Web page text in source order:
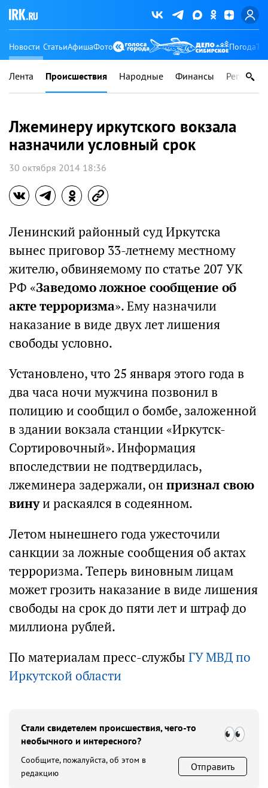
Новости СтатьиАфишаФото Погода
Лента Происшествия Народные Финансы Регионы
Лжеминеру иркутского вокзала
назначили условный срок
30 октября 2014 18:36
Ленинский районный суд Иркутска
вынес приговор 33-летнему местному
жителю, обвиняемому по статье 207 УК
РФ «Заведомо ложное сообщение об
акте терроризма». Ему назначили
наказание в виде двух лет лишения
свободы условно.
Установлено, что 25 января этого года в
два часа ночи мужчина позвонил в
полицию и сообщил о бомбе, заложенной
в здании вокзала станции «Иркутск-
Сортировочный». Информация
впоследствии не подтвердилась,
лжеминера задержали, он признал свою
винуи раскаялся в содеянном.
Летом нынешнего года ужесточили
санкции за ложные сообщения об актах
терроризма. Теперь виновным лицам
может грозить наказание в виде лишения
свободы на срок до пяти лет и штраф до
миллиона рублей.
По материалам пресс-службы ГУ МВД по
Иркутской области
Стали свидетелем происшествия, чего-то
необычного и интересного?
Сообщите, пожалуйста, об этом в
редакцию
Отправить